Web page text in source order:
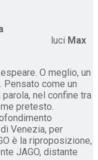
luci Max
O meglio, un
come un
nel confine tra
pretesto.
Venezia, per
è la riproposizione,
JAGO, distante